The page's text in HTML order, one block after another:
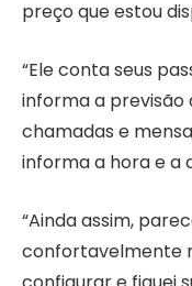
preço que estou
“Ele conta seus
informa a
chamadas e
informa a hora e a
“Ainda assim,
confortavelmente